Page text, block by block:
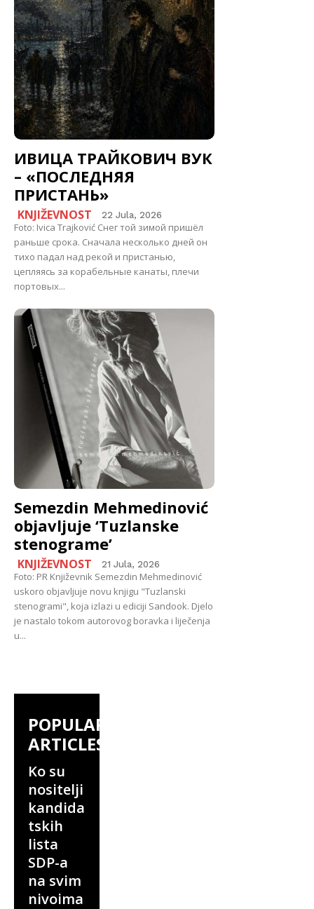
ИВИЦА ТРАЙКОВИЧ ВУК
– «ПОСЛЕДНЯЯ
ПРИСТАНЬ»
KNJIŽEVNOST 22 Jula, 2026
Foto: Ivica Trajković Снег той зимой пришёл
раньше срока. Сначала несколько дней он
тихо падал над рекой и пристанью,
цепляясь за корабельные канаты, плечи
портовых...
Semezdin Mehmedinović
objavljuje ‘Tuzlanske
stenograme’
KNJIŽEVNOST 21 Jula, 2026
Foto: PR Književnik Semezdin Mehmedinović
uskoro objavljuje novu knjigu "Tuzlanski
stenogrami", koja izlazi u ediciji Sandook. Djelo
je nastalo tokom autorovog boravka i liječenja
u...
POPULAR
ARTICLES
Ko su
nositelji
kandida
tskih
lista
SDP-a
na svim
nivoima